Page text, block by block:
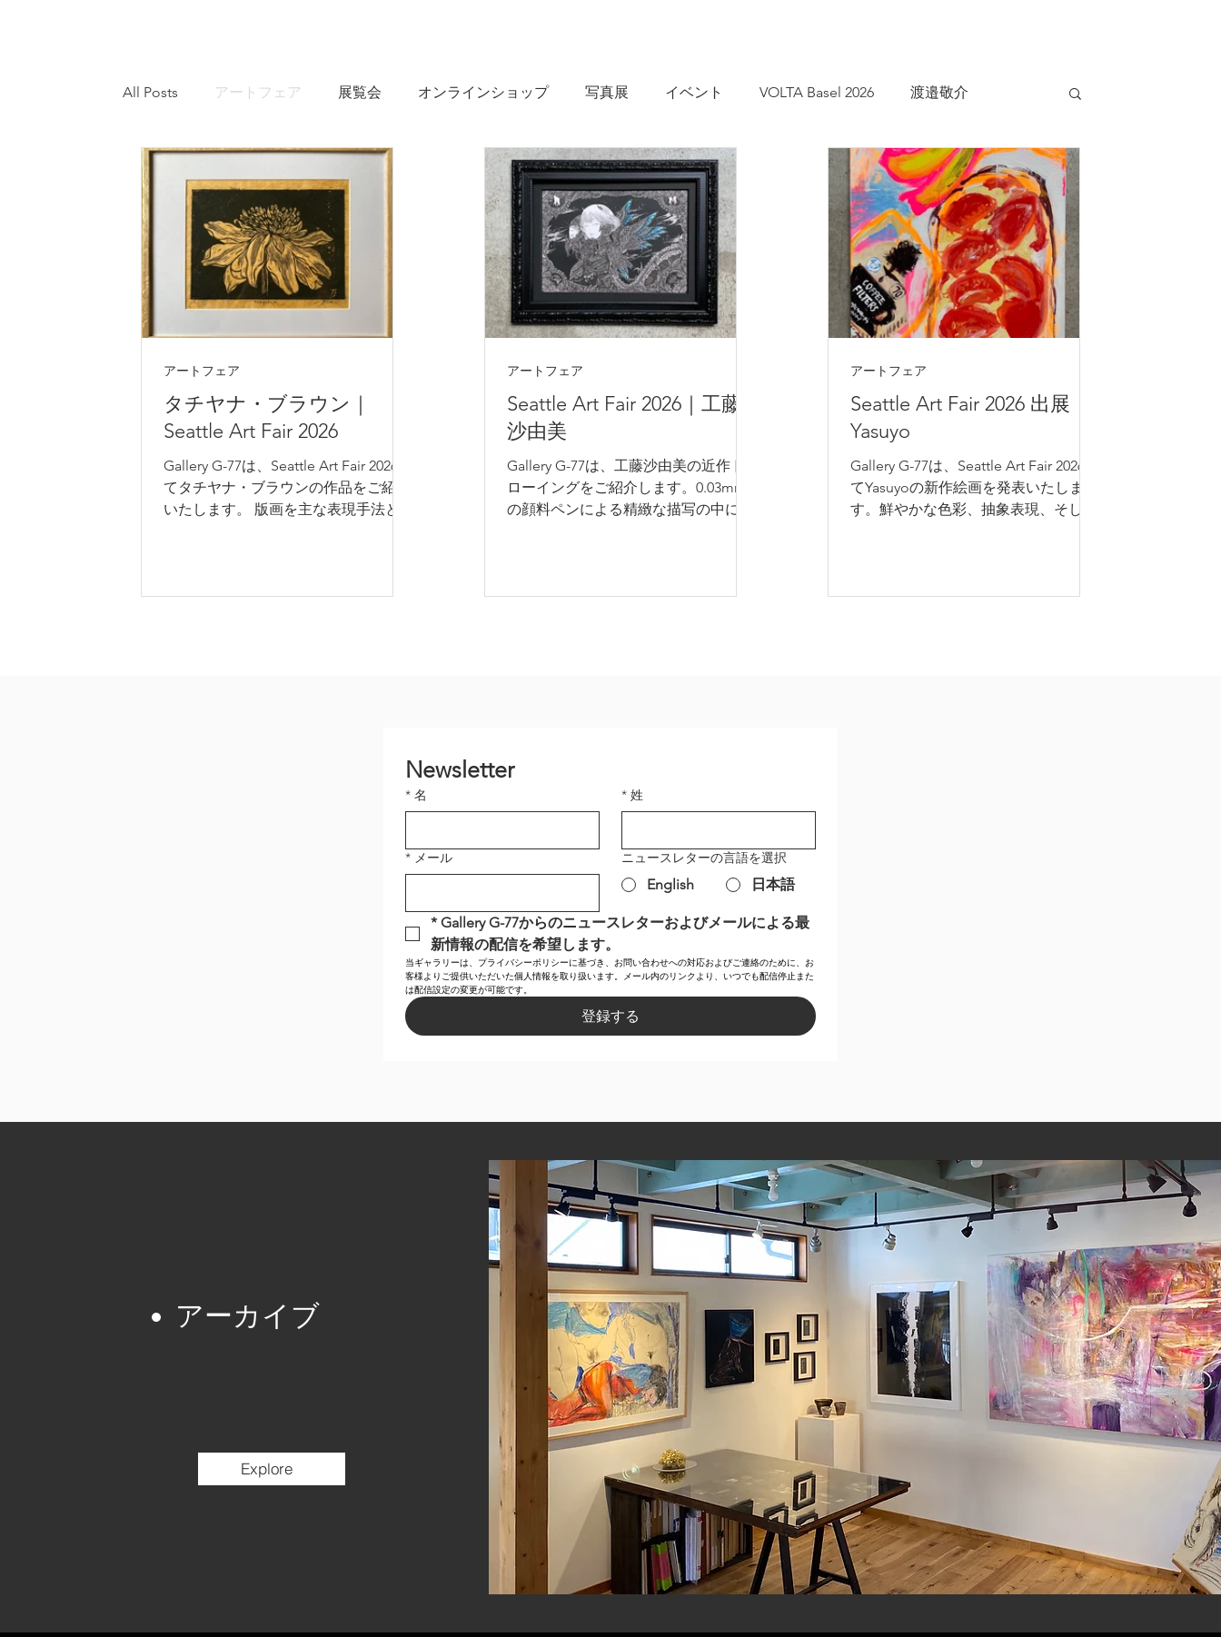
All Posts アートフェア 展覧会 オンラインショップ 写真展 イベント VOLTA Basel 2026 渡邉敬介
タチヤナ・ブラウン｜
Seattle Art Fair 2026
Gallery G-77は、Seattle Art Fair 2026に
てタチヤナ・ブラウンの作品をご紹介
いたします。 版画を主な表現手法とす
木、人物など、身近なモチーフに新た
アートフェア
Seattle Art Fair 2026｜工藤
沙由美
Gallery G-77は、工藤沙由美の近作ド
ローイングをご紹介します。0.03mm
の顔料ペンによる精緻な描写の中に、
積み重ねることで生まれる豊かな階調
アートフェア
Seattle Art Fair 2026 出展｜
Yasuyo
Gallery G-77は、Seattle Art Fair 2026に
てYasuyoの新作絵画を発表いたしま
す。鮮やかな色彩、抽象表現、そして
アートフェア
Newsletter
* 名 * 姓
* メール ニュースレターの言語を選択
English 日本語
* Gallery G-77からのニュースレターおよびメールによる最
新情報の配信を希望します。
当ギャラリーは、プライバシーポリシーに基づき、お問い合わせへの対応およびご連絡のために、お
客様よりご提供いただいた個人情報を取り扱います。メール内のリンクより、いつでも配信停止また
は配信設定の変更が可能です。
登録する
アーカイブ
Explore